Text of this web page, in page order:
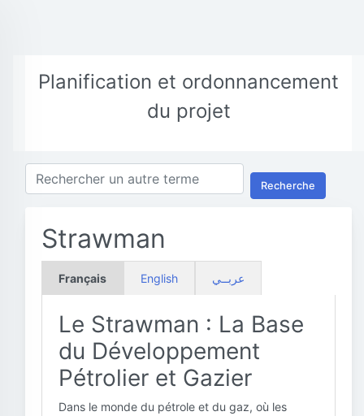
Planification et ordonnancement
du projet
Recherche
Strawman
Français English عربــي
Le Strawman : La Base
du Développement
Pétrolier et Gazier
Dans le monde du pétrole et du gaz, où les